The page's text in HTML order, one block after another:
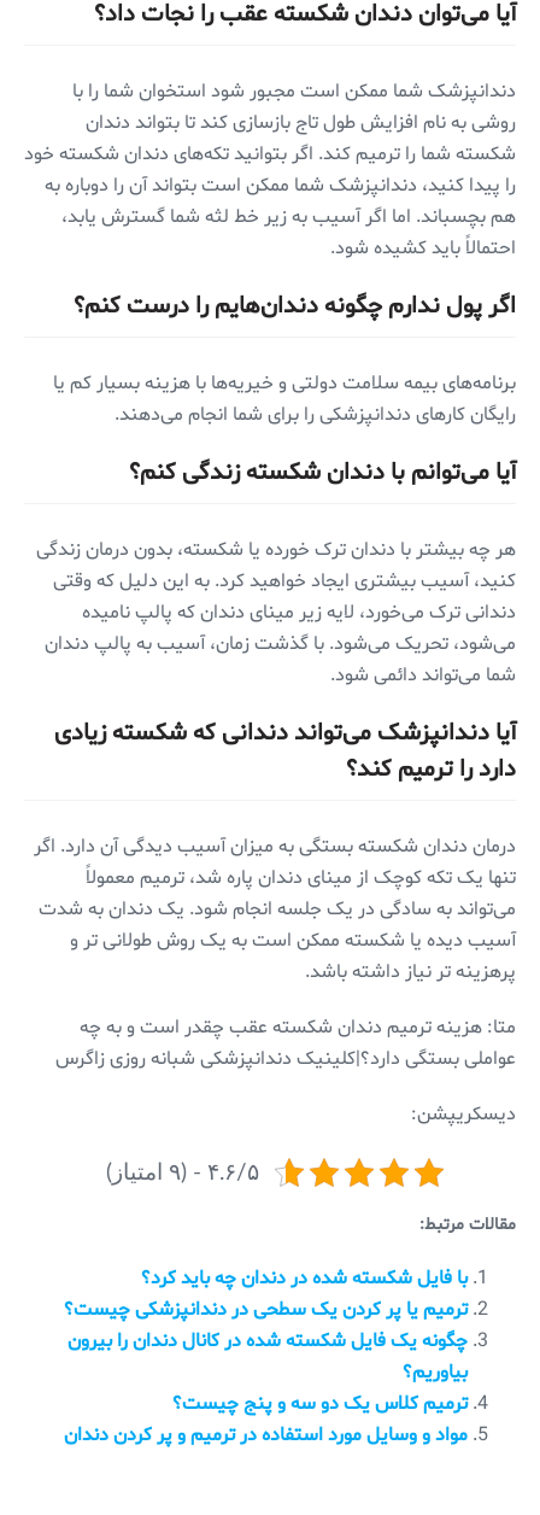
آیا می‌توان دندان شکسته عقب را نجات داد؟
دندانپزشک شما ممکن است مجبور شود استخوان شما را با
روشی به نام افزایش طول تاج بازسازی کند تا بتواند دندان
شکسته شما را ترمیم کند. اگر بتوانید تکه‌های دندان شکسته خود
را پیدا کنید، دندانپزشک شما ممکن است بتواند آن را دوباره به
هم بچسباند. اما اگر آسیب به زیر خط لثه شما گسترش یابد،
احتمالاً باید کشیده شود.
اگر پول ندارم چگونه دندان‌هایم را درست کنم؟
برنامه‌های بیمه سلامت دولتی و خیریه‌ها با هزینه بسیار کم یا
رایگان کار‌های دندانپزشکی را برای شما انجام می‌دهند.
آیا می‌توانم با دندان شکسته زندگی کنم؟
هر چه بیشتر با دندان ترک خورده یا شکسته، بدون درمان زندگی
کنید، آسیب بیشتری ایجاد خواهید کرد. به این دلیل که وقتی
دندانی ترک می‌خورد، لایه زیر مینای دندان که پالپ نامیده
می‌شود، تحریک می‌شود. با گذشت زمان، آسیب به پالپ دندان
شما می‌تواند دائمی‌ شود.
آیا دندانپزشک می‌تواند دندانی که شکسته زیادی
دارد را ترمیم کند؟
درمان دندان شکسته بستگی به میزان آسیب دیدگی آن دارد. اگر
تنها یک تکه کوچک از مینای دندان پاره شد، ترمیم معمولاً
می‌تواند به سادگی در یک جلسه انجام شود. یک دندان به شدت
آسیب دیده یا شکسته ممکن است به یک روش طولانی تر و
پرهزینه تر نیاز داشته باشد.
متا: هزینه ترمیم دندان شکسته عقب چقدر است و به چه
عواملی بستگی دارد؟|کلینیک دندانپزشکی شبانه روزی زاگرس
دیسکریپشن:
۴.۶/۵ - (۹ امتیاز)
مقالات مرتبط:
با فایل شکسته شده در دندان چه باید کرد؟
ترمیم یا پر کردن یک سطحی در دندانپزشکی چیست؟
چگونه یک فایل شکسته شده در کانال دندان را بیرون
بیاوریم؟
ترمیم کلاس یک دو سه و پنج چیست؟
مواد و وسایل مورد استفاده در ترمیم و پر کردن دندان